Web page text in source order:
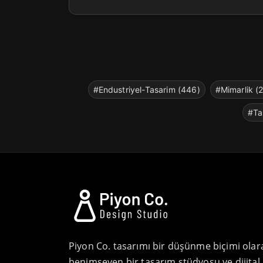
#Endustriyel-Tasarim (446) #Mimarlik
Piyon Co. tasarımı bir düşünme biçimi